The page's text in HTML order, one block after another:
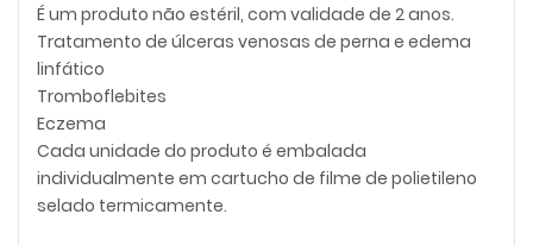
É um produto não estéril, com validade de 2 anos.
Tratamento de úlceras venosas de perna e edema
linfático
Tromboflebites
Eczema
Cada unidade do produto é embalada
individualmente em cartucho de filme de polietileno
selado termicamente.